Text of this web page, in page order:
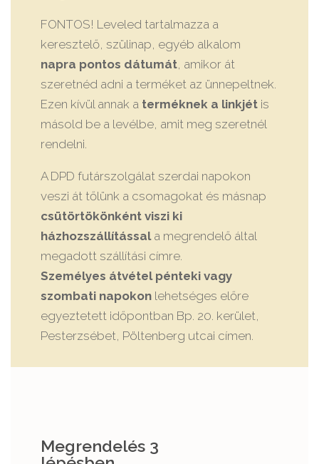
FONTOS! Leveled tartalmazza a
keresztelő, szülinap, egyéb alkalom
napra pontos dátumát, amikor át
szeretnéd adni a terméket az ünnepeltnek.
Ezen kívül annak a terméknek a linkjétis
másold be a levélbe, amit meg szeretnél
rendelni.
A DPD futárszolgálat szerdai napokon
veszi át tőlünk a csomagokat és másnap
csütörtökönként viszi ki
házhozszállítássala megrendelő által
megadott szállítási címre.
Személyes átvétel pénteki vagy
szombati napokonlehetséges előre
egyeztetett időpontban Bp. 20. kerület,
Pesterzsébet, Pöltenberg utcai címen.
Megrendelés 3